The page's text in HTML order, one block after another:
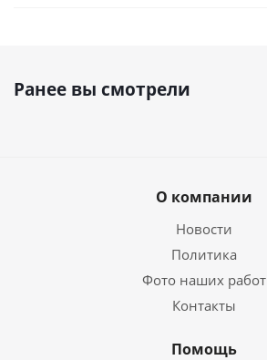
Ранее вы смотрели
О компании
Новости
Политика
Фото наших работ
Контакты
Помощь